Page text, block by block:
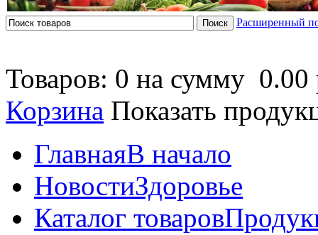
Расширенный
Товаров: 0 на сумму 0.00
Корзина Показать
ГлавнаяВ начало
НовостиЗдоровье
Каталог товаров